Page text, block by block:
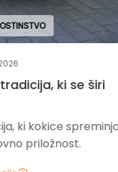
se širi
spreminja